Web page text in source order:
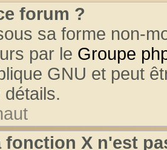
forum ?
sa forme non-
par le Groupe
GNU et peut
détails.
fonction X n'est